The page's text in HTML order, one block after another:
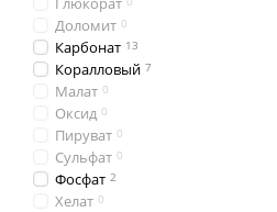
Доломит 0
Карбонат 13
Коралловый 7
Малат 0
Оксид 0
Пируват 0
Сульфат 0
Фосфат 2
Хелат 0